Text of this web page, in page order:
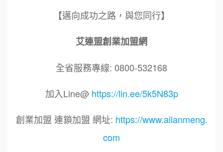
【邁向成功之路，與您同行】
艾連盟創業加盟網
全省服務專線: 0800-532168
加入Line@ https://lin.ee/5k5N83p
創業加盟 連鎖加盟 網址: https://www.ailanmeng.
com